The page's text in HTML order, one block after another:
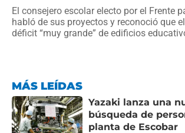
El consejero escolar electo por el Frente
habló de sus proyectos y reconoció que
déficit “muy grande” de edificios
MÁS LEÍDAS
Yazaki lanza una
búsqueda de
planta de Escobar